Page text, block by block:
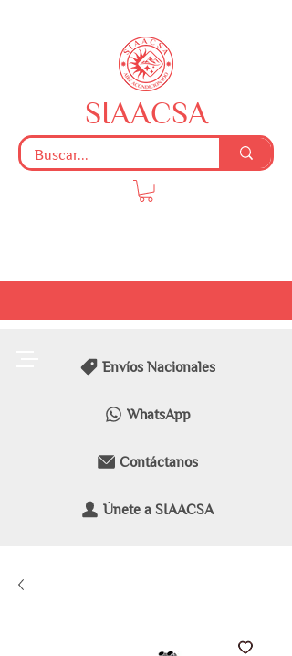
Envíos Nacionales
WhatsApp
Contáctanos
Únete a SIAACSA
SIAACSA